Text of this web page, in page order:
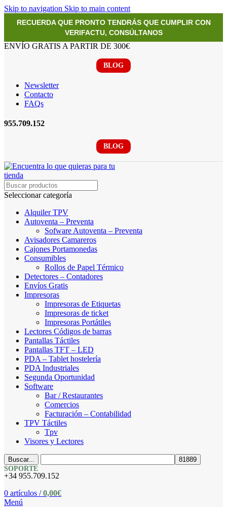
Skip to navigation Skip to main content
RECUERDA QUE PRONTO TENDRÁS QUE CUMPLIR CON
VERIFACTU, CONSÚLTANOS
ENVÍO GRATIS A PARTIR DE 300€
BLOG
Newsletter
Contacto
FAQs
955.709.152
BLOG
Seleccionar categoría
Alquiler TPV
Autoventa – Preventa
Sofware Autoventa – Preventa
Avisadores Camareros
Cajones Portamonedas
Consumibles
Rollos de Papel Térmico
Detectores – Contadores
Envíos Gratis
Impresoras
Impresoras de Etiquetas
Impresoras de ticket
Impresoras Portátiles
Lectores Códigos de barras
Pantallas Táctiles
Pantallas TFT – LED
PDA – Tablet hostelería
PDA Industriales
Segunda Oportunidad
Software
Bar / Restaurantes
Comercios
Facturación – Contabilidad
TPV Táctiles
Tpv
Visores y Lectores
Buscar...
SOPORTE
+34 955.709.152
0 artículos / 0,00€
Menú